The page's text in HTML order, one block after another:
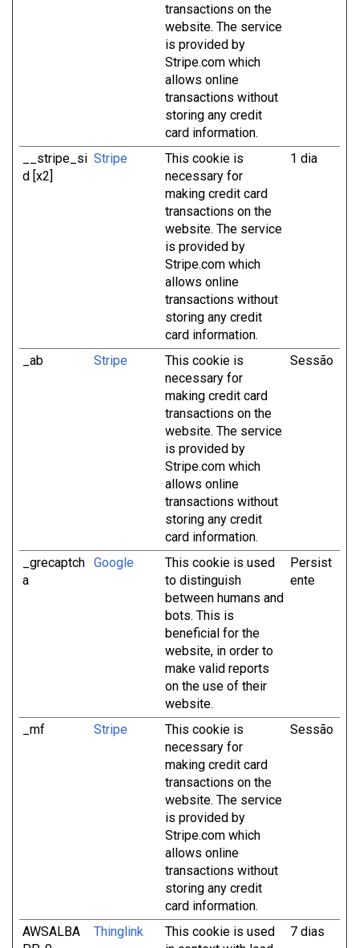
transactions on the
website. The service
is provided by
Stripe.com which
allows online
transactions without
storing any credit
card information.
__stripe_si
d [x2]
Stripe
This cookie is
necessary for
making credit card
transactions on the
website. The service
is provided by
Stripe.com which
allows online
transactions without
storing any credit
card information.
1 dia
_ab Stripe
This cookie is
necessary for
making credit card
transactions on the
website. The service
is provided by
Stripe.com which
allows online
transactions without
storing any credit
card information.
Sessão
_grecaptch
a
Google
This cookie is used
to distinguish
between humans and
bots. This is
beneficial for the
website, in order to
make valid reports
on the use of their
website.
Persist
ente
_mf Stripe
This cookie is
necessary for
making credit card
transactions on the
website. The service
is provided by
Stripe.com which
allows online
transactions without
storing any credit
card information.
Sessão
AWSALBA
Thinglink
This cookie is used
7 dias